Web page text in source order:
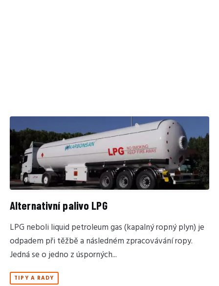
Alternativní palivo LPG
LPG neboli liquid petroleum gas (kapalný ropný plyn) je
odpadem při těžbě a následném zpracovávání ropy.
Jedná se o jedno z úsporných...
TIPY A RADY